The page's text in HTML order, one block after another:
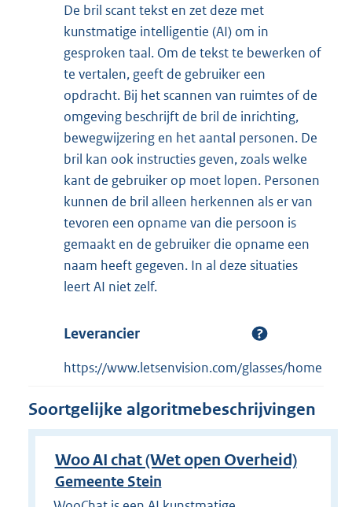
De bril scant tekst en zet deze met
kunstmatige intelligentie (AI) om in
gesproken taal. Om de tekst te bewerken of
te vertalen, geeft de gebruiker een
opdracht. Bij het scannen van ruimtes of de
omgeving beschrijft de bril de inrichting,
bewegwijzering en het aantal personen. De
bril kan ook instructies geven, zoals welke
kant de gebruiker op moet lopen. Personen
kunnen de bril alleen herkennen als er van
tevoren een opname van die persoon is
gemaakt en de gebruiker die opname een
naam heeft gegeven. In al deze situaties
leert AI niet zelf.
Leverancier
https://www.letsenvision.com/glasses/home
Soortgelijke algoritmebeschrijvingen
Woo AI chat (Wet open Overheid)
Gemeente Stein